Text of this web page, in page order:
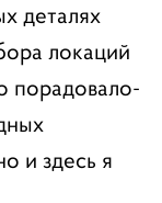
деталях
локаций
порадовало-
и здесь я